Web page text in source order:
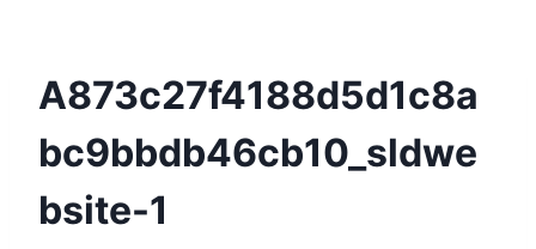
A873c27f4188d5d1c8a
Bc9bbdb46cb10_sldwe
Bsite-1